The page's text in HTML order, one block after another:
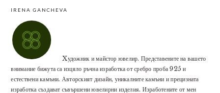
IRENA GANCHEVA
Xудожник и майстор ювелир. Представените на вашето
внимание бижута са изцяло ръчна изработка от сребро проба 925 и
естествени камъни. Авторският дизайн, уникалните камъни и прецизната
изработка създават съвършени ювелирни изделия. Изработените от мен